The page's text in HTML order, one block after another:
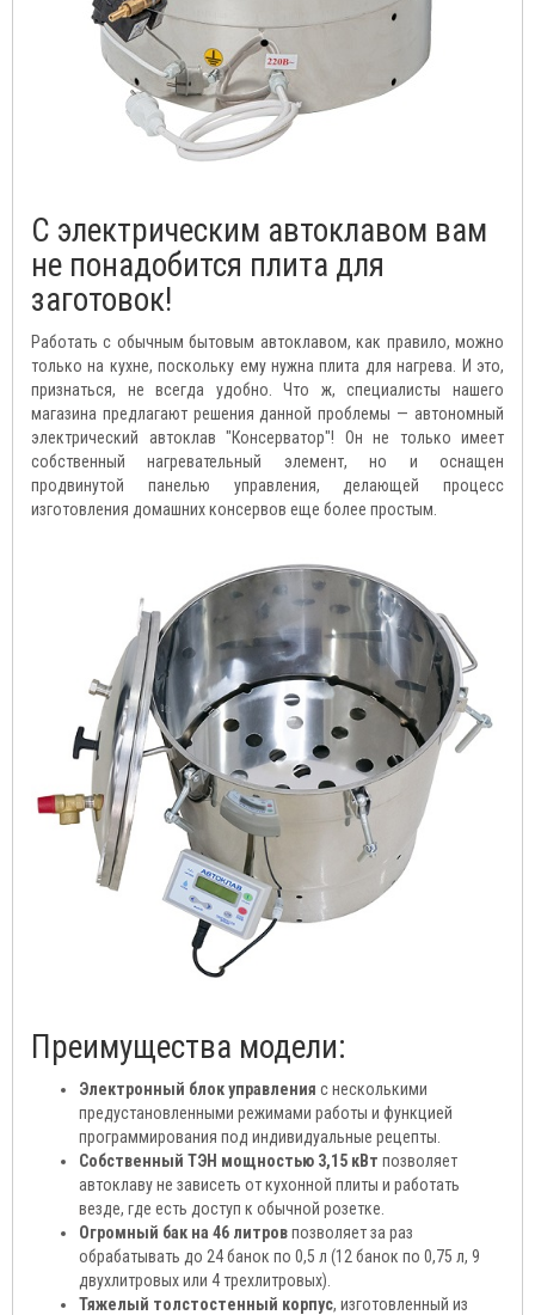
С электрическим автоклавом вам
не понадобится плита для
заготовок!
Работать с обычным бытовым автоклавом, как правило, можно
только на кухне, поскольку ему нужна плита для нагрева. И это,
признаться, не всегда удобно. Что ж, специалисты нашего
магазина предлагают решения данной проблемы — автономный
электрический автоклав "Консерватор"! Он не только имеет
собственный нагревательный элемент, но и оснащен
продвинутой панелью управления, делающей процесс
изготовления домашних консервов еще более простым.
Преимущества модели:
Электронный блок управления с несколькими
предустановленными режимами работы и функцией
программирования под индивидуальные рецепты.
Собственный ТЭН мощностью 3,15 кВт позволяет
автоклаву не зависеть от кухонной плиты и работать
везде, где есть доступ к обычной розетке.
Огромный бак на 46 литровпозволяет за раз
обрабатывать до 24 банок по 0,5 л (12 банок по 0,75 л, 9
двухлитровых или 4 трехлитровых).
Тяжелый толстостенный корпус, изготовленный из